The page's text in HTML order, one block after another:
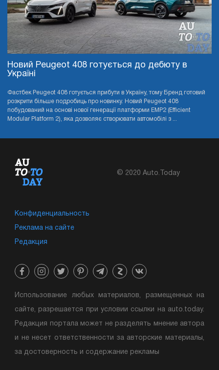
Новий Peugeot 408 готується до дебюту в
Україні
Фастбек Peugeot 408 готується прибути в Україну, тому Бренд готовий
розкрити більше подробиць про новинку. Новий Peugeot 408
побудований на основі нової генерації платформи EMP2 (Efficient
Modular Platform 2), яка дозволяє створювати автомобілі з ...
© 2020 Auto.Today
Конфиденциальность
Реклама на сайте
Редакция
Использование любых материалов, размещенных на
сайте, разрешается при условии ссылки на auto.today.
Редакция портала может не разделять мнение автора
и не несет ответственности за авторские материалы,
за достоверность и содержание рекламы